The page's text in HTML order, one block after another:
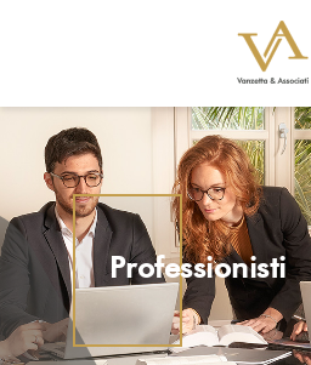
Professionisti